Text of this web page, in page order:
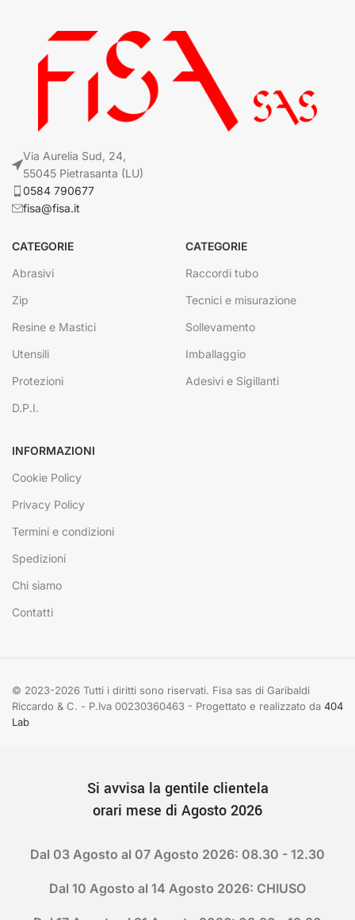
Via Aurelia Sud, 24,
55045 Pietrasanta (LU)
0584 790677
fisa@fisa.it
CATEGORIE
Abrasivi
Zip
Resine e Mastici
Utensili
Protezioni
D.P.I.
CATEGORIE
Raccordi tubo
Tecnici e misurazione
Sollevamento
Imballaggio
Adesivi e Sigillanti
INFORMAZIONI
Cookie Policy
Privacy Policy
Termini e condizioni
Spedizioni
Chi siamo
Contatti
© 2023-2026 Tutti i diritti sono riservati. Fisa sas di Garibaldi
Riccardo & C. - P.Iva 00230360463 - Progettato e realizzato da 404
Lab
Si avvisa la gentile clientela
orari mese di Agosto 2026
Dal 03 Agosto al 07 Agosto 2026: 08.30 - 12.30
Dal 10 Agosto al 14 Agosto 2026: CHIUSO